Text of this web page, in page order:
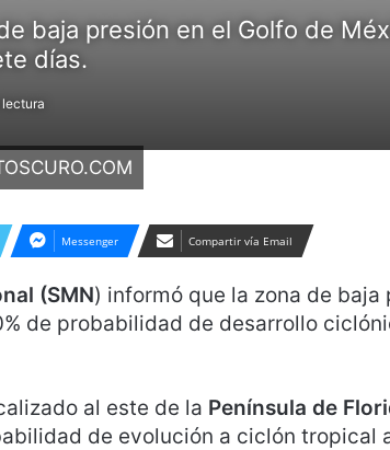
baja presión en el Golfo de
días.
lectura
Messenger Compartir vía Email
(SMN) informó que la zona de baja
de probabilidad de desarrollo
al este de la Península de
de evolución a ciclón tropical